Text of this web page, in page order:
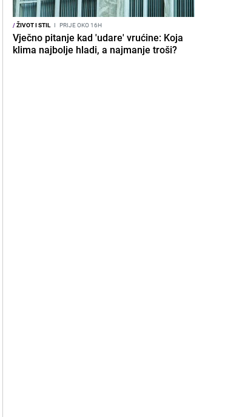
/ŽIVOT I STIL I PRIJE OKO 16H
Vječno pitanje kad 'udare' vrućine: Koja
klima najbolje hladi, a najmanje troši?